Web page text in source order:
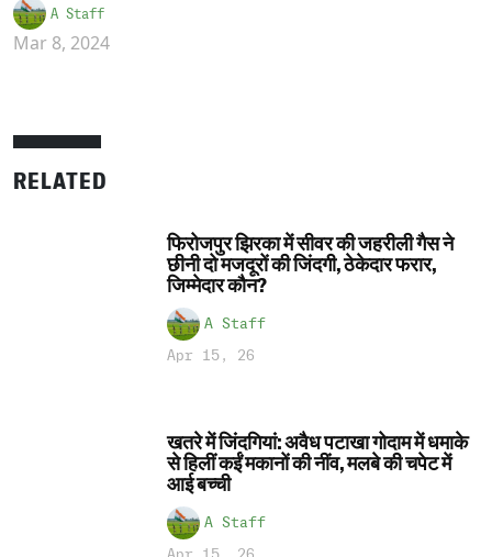
A Staff
Mar 8, 2024
RELATED
फिरोजपुर झिरका में सीवर की जहरीली गैस ने
छीनी दो मजदूरों की जिंदगी, ठेकेदार फरार,
जिम्मेदार कौन?
A Staff
Apr 15, 26
खतरे में जिंदगियां: अवैध पटाखा गोदाम में धमाके
से हिलीं कईं मकानों की नींव, मलबे की चपेट में
आई बच्ची
A Staff